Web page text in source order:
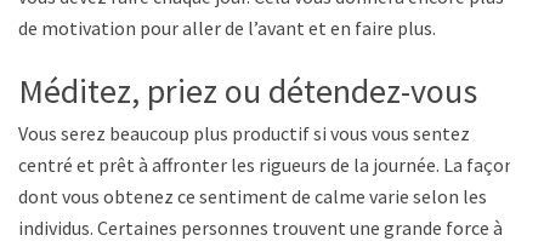
de motivation pour aller de l’avant et en faire plus.
Méditez, priez ou détendez-vous
Vous serez beaucoup plus productif si vous vous sentez
centré et prêt à affronter les rigueurs de la journée. La façon
dont vous obtenez ce sentiment de calme varie selon les
individus. Certaines personnes trouvent une grande force à